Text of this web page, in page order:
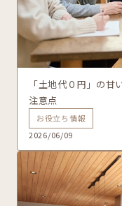
「土地代０円」の
注意点
お役立ち情報
2026/06/09